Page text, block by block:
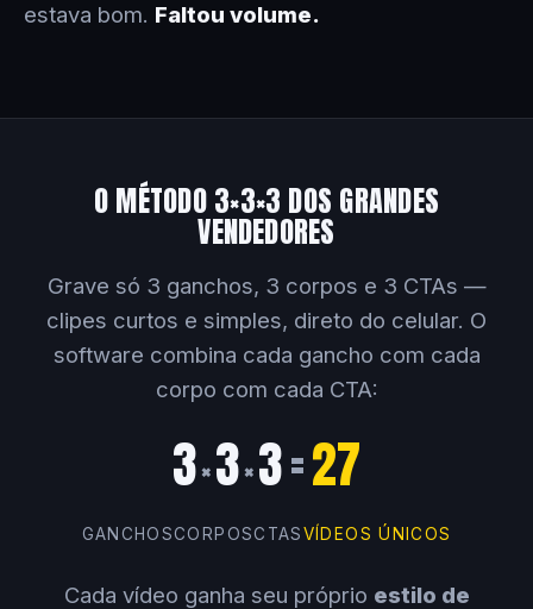
estava bom. Faltou volume.
O MÉTODO 3×3×3 DOS GRANDES
VENDEDORES
Grave só 3 ganchos, 3 corpos e 3 CTAs —
clipes curtos e simples, direto do celular. O
software combina cada gancho com cada
corpo com cada CTA:
3×3×3=27
GANCHOSCORPOSCTASVÍDEOS ÚNICOS
Cada vídeo ganha seu próprio estilo de